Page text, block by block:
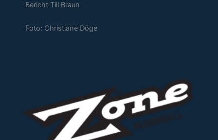
Bericht Till Braun
Foto: Christiane Döge